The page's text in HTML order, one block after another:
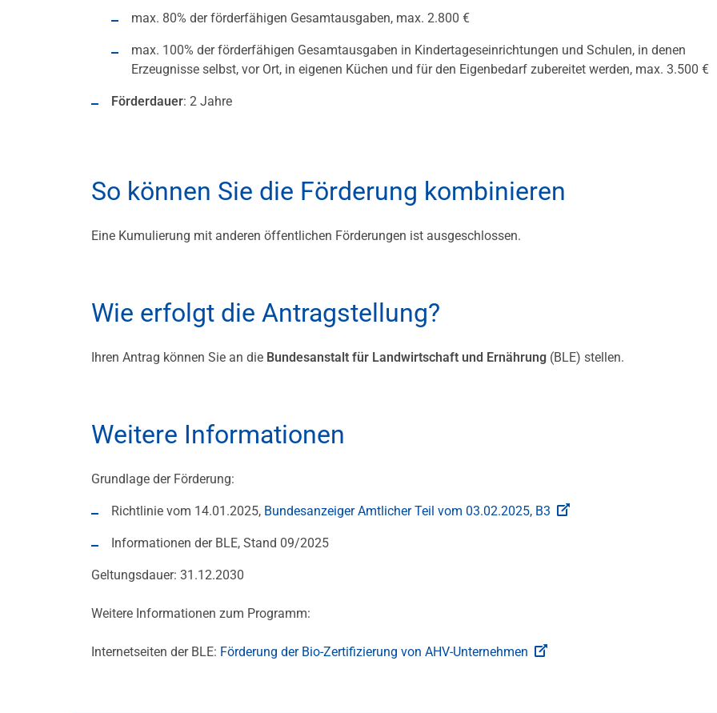
max. 80% der förderfähigen Gesamtausgaben, max. 2.800 €
max. 100% der förderfähigen Gesamtausgaben in Kindertageseinrichtungen und Schulen, in denen
Erzeugnisse selbst, vor Ort, in eigenen Küchen und für den Eigenbedarf zubereitet werden, max. 3.500 €
Förderdauer: 2 Jahre
So können Sie die Förderung kombinieren
Eine Kumulierung mit anderen öffentlichen Förderungen ist ausgeschlossen.
Wie erfolgt die Antragstellung?
Ihren Antrag können Sie an die Bundesanstalt für Landwirtschaft und Ernährung (BLE) stellen.
Weitere Informationen
Grundlage der Förderung:
Richtlinie vom 14.01.2025, Bundesanzeiger Amtlicher Teil vom 03.02.2025, B3
Informationen der BLE, Stand 09/2025
Geltungsdauer: 31.12.2030
Weitere Informationen zum Programm:
Internetseiten der BLE: Förderung der Bio-Zertifizierung von AHV-Unternehmen